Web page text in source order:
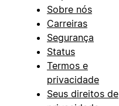
Sobre nós
Carreiras
Segurança
Status
Termos e
privacidade
Seus direitos de